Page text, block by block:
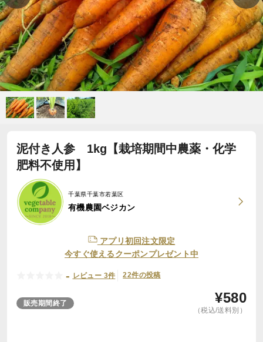
泥付き人参 1kg【栽培期間中農薬・化学
肥料不使用】
千葉県千葉市若葉区
有機農園ベジカン
アプリ初回注文限定
今すぐ使えるクーポンプレゼント中
- レビュー 3件 22件の投稿
販売期間終了 ¥580
（税込/送料別）